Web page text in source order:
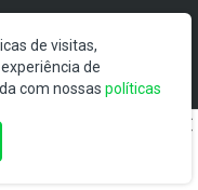
jornalístico, que
Nossas
como boletins
não como uma
de visitas,
de
com nossas políticas